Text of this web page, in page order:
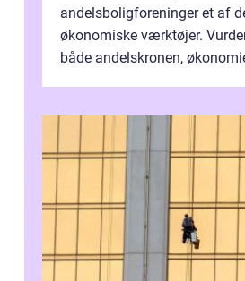
andelsboligforeninger et af
økonomiske værktøjer.
både andelskronen,